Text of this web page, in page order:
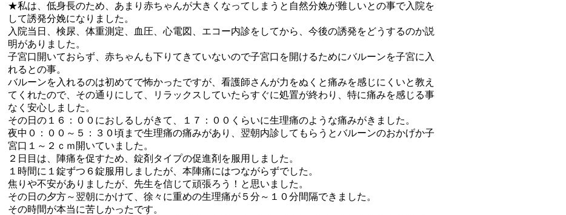
★私は、低身長のため、あまり赤ちゃんが大きくなってしまうと自然分娩が難しいとの事で入院を
して誘発分娩になりました。
入院当日、検尿、体重測定、血圧、心電図、エコー内診をしてから、今後の誘発をどうするのか説
明がありました。
子宮口開いておらず、赤ちゃんも下りてきていないので子宮口を開けるためにバルーンを子宮に入
れるとの事。
バルーンを入れるのは初めてで怖かったですが、看護師さんが力をぬくと痛みを感じにくいと教え
てくれたので、その通りにして、リラックスしていたらすぐに処置が終わり、特に痛みを感じる事
なく安心しました。
その日の１６：００におしるしがきて、１７：００くらいに生理痛のような痛みがきました。
夜中０：００～５：３０頃まで生理痛の痛みがあり、翌朝内診してもらうとバルーンのおかげか子
宮口１～２ｃｍ開いていました。
２日目は、陣痛を促すため、錠剤タイプの促進剤を服用しました。
１時間に１錠ずつ６錠服用しましたが、本陣痛にはつながらずでした。
焦りや不安がありましたが、先生を信じて頑張ろう！と思いました。
その日の夕方～翌朝にかけて、徐々に重めの生理痛が５分～１０分間隔できました。
その時間が本当に苦しかったです。